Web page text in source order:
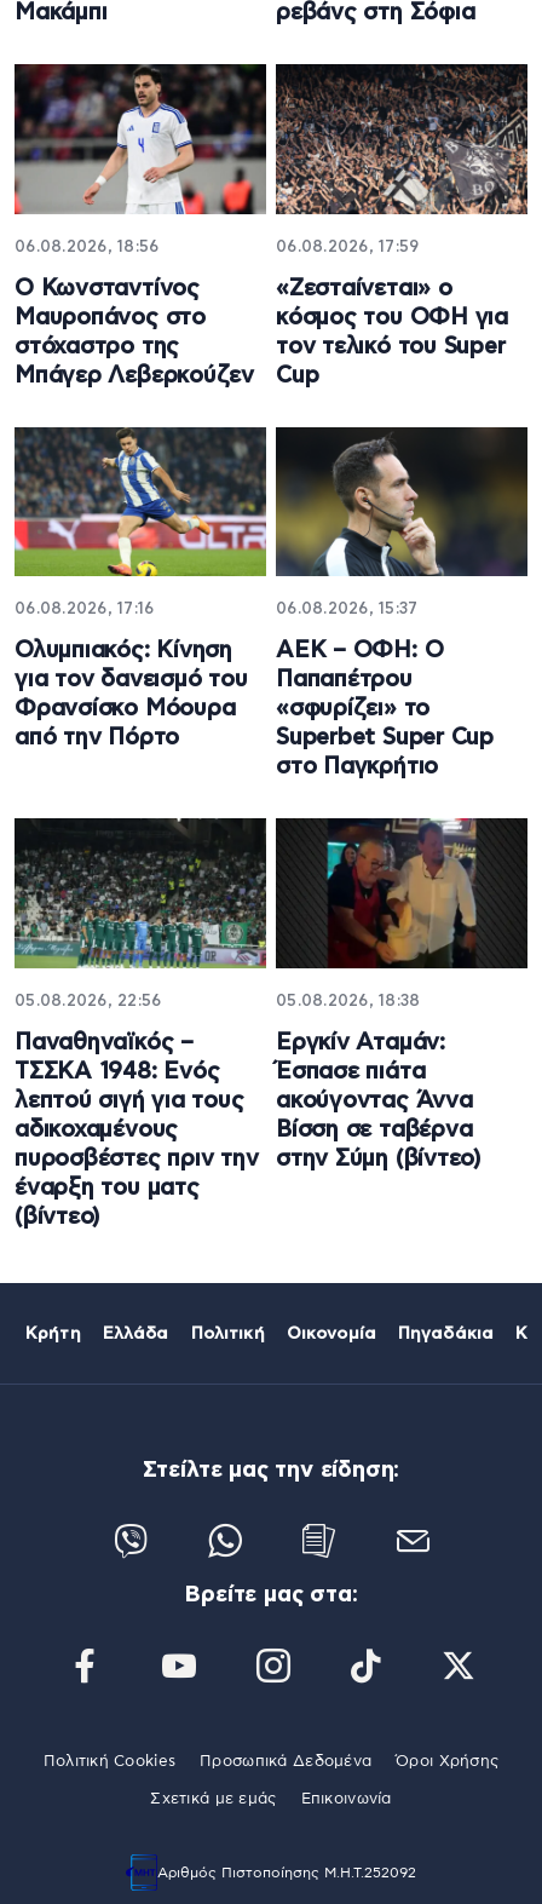
Μακάμπι
ρεβάνς στη Σόφια
06.08.2026, 18:56
Ο Κωνσταντίνος
Μαυροπάνος στο
στόχαστρο της
Μπάγερ Λεβερκούζεν
06.08.2026, 17:59
«Ζεσταίνεται» ο
κόσμος του ΟΦΗ για
τον τελικό του Super
Cup
06.08.2026, 17:16
Ολυμπιακός: Κίνηση
για τον δανεισμό του
Φρανσίσκο Μόουρα
από την Πόρτο
06.08.2026, 15:37
ΑΕΚ – ΟΦΗ: Ο
Παπαπέτρου
«σφυρίζει» το
Superbet Super Cup
στο Παγκρήτιο
05.08.2026, 22:56
Παναθηναϊκός –
ΤΣΣΚΑ 1948: Ενός
λεπτού σιγή για τους
αδικοχαμένους
πυροσβέστες πριν την
έναρξη του ματς
(βίντεο)
05.08.2026, 18:38
Εργκίν Αταμάν:
Έσπασε πιάτα
ακούγοντας Άννα
Βίσση σε ταβέρνα
στην Σύμη (βίντεο)
Κρήτη Ελλάδα Πολιτική Οικονομία Πηγαδάκια
Στείλτε μας την είδηση:
Βρείτε μας στα:
Πολιτική Cookies Προσωπικά Δεδομένα Όροι Χρήσης
Σχετικά με εμάς Επικοινωνία
Αριθμός Πιστοποίησης Μ.Η.Τ.252092